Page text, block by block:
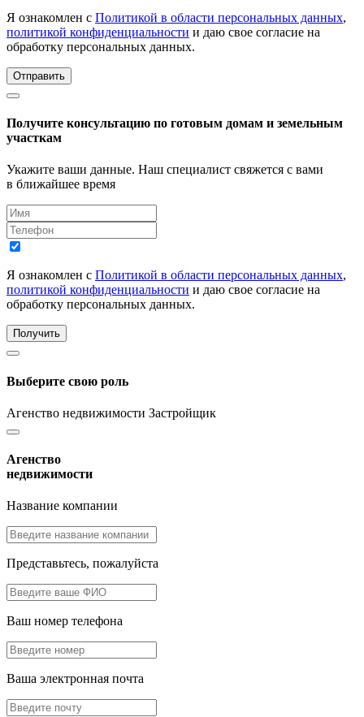
Я ознакомлен с Политикой в области персональных данных,
политикой конфиденциальности и даю свое согласие на
обработку персональных данных.
Отправить
Получите консультацию по готовым домам и земельным
участкам
Укажите ваши данные. Наш специалист свяжется с вами
в ближайшее время
Я ознакомлен с Политикой в области персональных данных,
политикой конфиденциальности и даю свое согласие на
обработку персональных данных.
Получить
Выберите свою роль
Агенство недвижимости Застройщик
Агенство
недвижимости
Название компании
Представьтесь, пожалуйста
Ваш номер телефона
Ваша электронная почта